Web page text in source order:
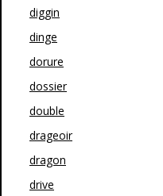
diggin
dinge
dorure
dossier
double
drageoir
dragon
drive